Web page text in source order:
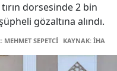
dorsesinde 2 bin
gözaltına alındı.
MEHMET SEPETCİ KAYNAK: İHA